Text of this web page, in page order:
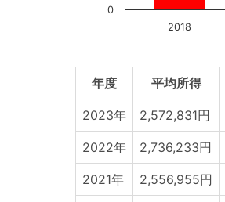
2018
0
年度 平均所得
2023年 2,572,831円
2022年 2,736,233円
2021年 2,556,955円